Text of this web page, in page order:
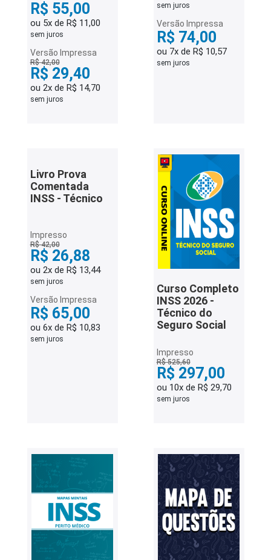
R$ 55,00
ou 5x de R$ 11,00
sem juros
Versão Impressa
R$ 42,00
R$ 29,40
ou 2x de R$ 14,70
sem juros
sem juros
Versão Impressa
R$ 74,00
ou 7x de R$ 10,57
sem juros
Livro Prova
Comentada
INSS - Técnico
Impresso
R$ 42,00
R$ 26,88
ou 2x de R$ 13,44
sem juros
Versão Impressa
R$ 65,00
ou 6x de R$ 10,83
sem juros
Curso Completo
INSS 2026 -
Técnico do
Seguro Social
Impresso
R$ 525,60
R$ 297,00
ou 10x de R$ 29,70
sem juros